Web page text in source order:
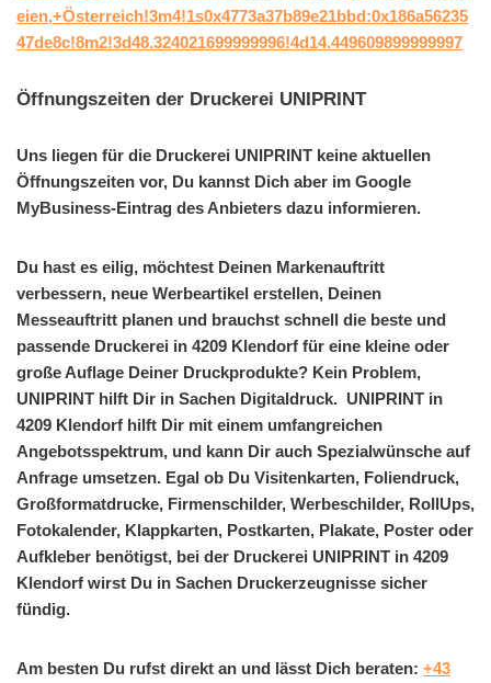
eien,+Österreich!3m4!1s0x4773a37b89e21bbd:0x186a56235
47de8c!8m2!3d48.324021699999996!4d14.449609899999997
Öffnungszeiten der Druckerei UNIPRINT
Uns liegen für die Druckerei UNIPRINT keine aktuellen
Öffnungszeiten vor, Du kannst Dich aber im Google
MyBusiness-Eintrag des Anbieters dazu informieren.
Du hast es eilig, möchtest Deinen Markenauftritt
verbessern, neue Werbeartikel erstellen, Deinen
Messeauftritt planen und brauchst schnell die beste und
passende Druckerei in 4209 Klendorf für eine kleine oder
große Auflage Deiner Druckprodukte? Kein Problem,
UNIPRINT hilft Dir in Sachen Digitaldruck. UNIPRINT in
4209 Klendorf hilft Dir mit einem umfangreichen
Angebotsspektrum, und kann Dir auch Spezialwünsche auf
Anfrage umsetzen. Egal ob Du Visitenkarten, Foliendruck,
Großformatdrucke, Firmenschilder, Werbeschilder, RollUps,
Fotokalender, Klappkarten, Postkarten, Plakate, Poster oder
Aufkleber benötigst, bei der Druckerei UNIPRINT in 4209
Klendorf wirst Du in Sachen Druckerzeugnisse sicher
fündig.
Am besten Du rufst direkt an und lässt Dich beraten: +43